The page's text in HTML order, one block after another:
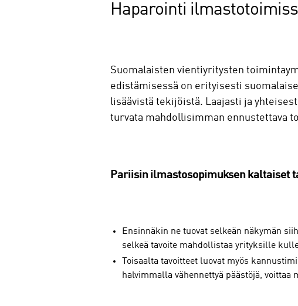
Haparointi
Suomalaisten vientiyritysten
edistämisessä on erityisesti
lisäävistä tekijöistä. Laajasti ja
turvata mahdollisimman ennustettava
Pariisin ilmastosopimuksen kaltaiset
Ensinnäkin ne tuovat selkeän näkymän
selkeä tavoite mahdollistaa yrityksille
Toisaalta tavoitteet luovat myös
halvimmalla vähennettyä päästöjä, voittaa